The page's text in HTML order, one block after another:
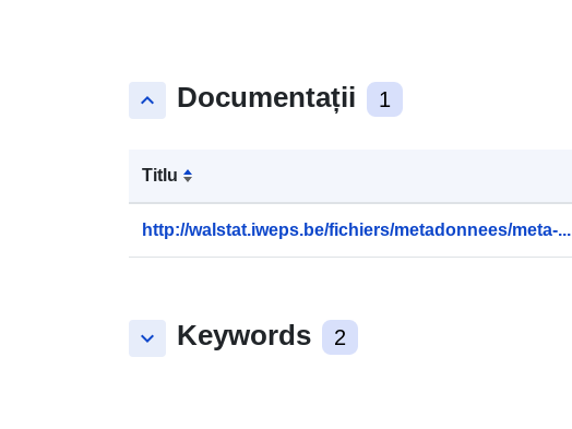
keyboard_arrow_up Documentații 1
Titlu
http://walstat.iweps.be/fichiers/metadonnees/meta-...
keyboard_arrow_down Keywords 2